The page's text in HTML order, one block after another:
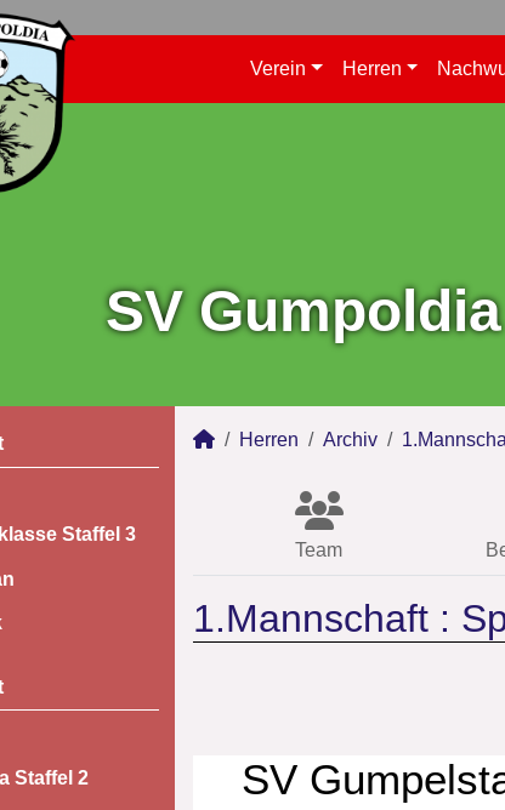
Verein Herren
SV
Staffel 3
Staffel 2
Herren Archiv
Team
1.Mannschaft :
SV